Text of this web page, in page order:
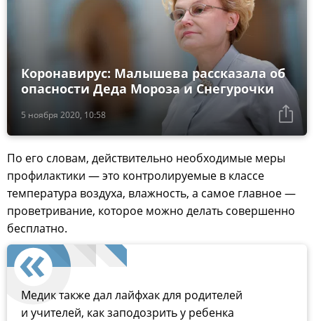
5 ноября 2020, 10:58
Коронавирус: Малышева рассказала об
опасности Деда Мороза и Снегурочки
По его словам, действительно необходимые меры
профилактики — это контролируемые в классе
температура воздуха, влажность, а самое главное —
проветривание, которое можно делать совершенно
бесплатно.
Медик также дал лайфхак для родителей
и учителей, как заподозрить у ребенка